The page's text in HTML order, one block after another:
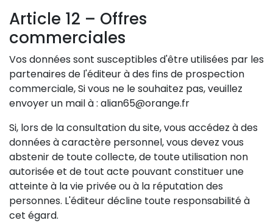
Article 12 – Offres
commerciales
Vos données sont susceptibles d'être utilisées par les
partenaires de l'éditeur à des fins de prospection
commerciale, Si vous ne le souhaitez pas, veuillez
envoyer un mail à : alian65@orange.fr
Si, lors de la consultation du site, vous accédez à des
données à caractère personnel, vous devez vous
abstenir de toute collecte, de toute utilisation non
autorisée et de tout acte pouvant constituer une
atteinte à la vie privée ou à la réputation des
personnes. L'éditeur décline toute responsabilité à
cet égard.